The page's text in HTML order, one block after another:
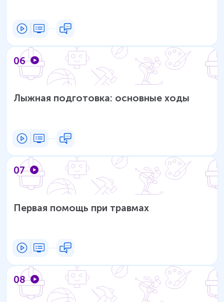
06
Лыжная подготовка: основные ходы
07
Первая помощь при травмах
08